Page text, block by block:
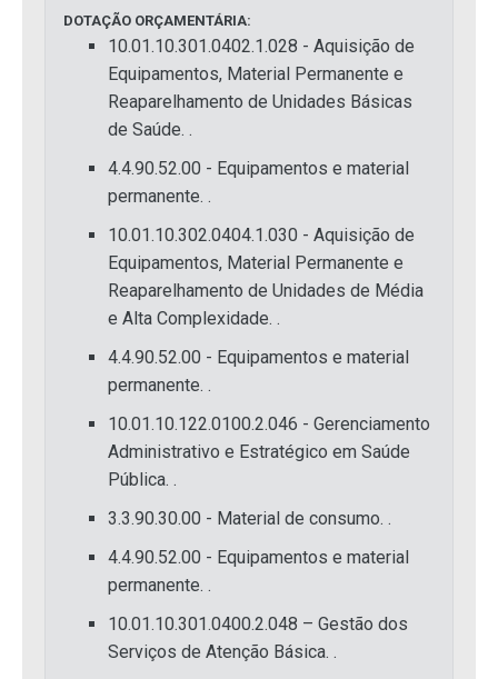
DOTAÇÃO ORÇAMENTÁRIA:
10.01.10.301.0402.1.028 - Aquisição de
Equipamentos, Material Permanente e
Reaparelhamento de Unidades Básicas
de Saúde. .
4.4.90.52.00 - Equipamentos e material
permanente. .
10.01.10.302.0404.1.030 - Aquisição de
Equipamentos, Material Permanente e
Reaparelhamento de Unidades de Média
e Alta Complexidade. .
4.4.90.52.00 - Equipamentos e material
permanente. .
10.01.10.122.0100.2.046 - Gerenciamento
Administrativo e Estratégico em Saúde
Pública. .
3.3.90.30.00 - Material de consumo. .
4.4.90.52.00 - Equipamentos e material
permanente. .
10.01.10.301.0400.2.048 – Gestão dos
Serviços de Atenção Básica. .